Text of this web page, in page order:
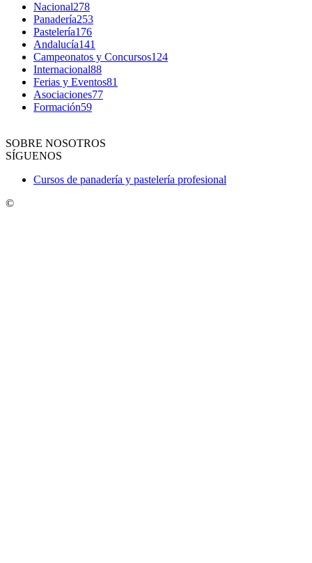
Nacional278
Panadería253
Pastelería176
Andalucía141
Campeonatos y Concursos124
Internacional88
Ferias y Eventos81
Asociaciones77
Formación59
SOBRE NOSOTROS
SÍGUENOS
Cursos de panadería y pastelería profesional
©